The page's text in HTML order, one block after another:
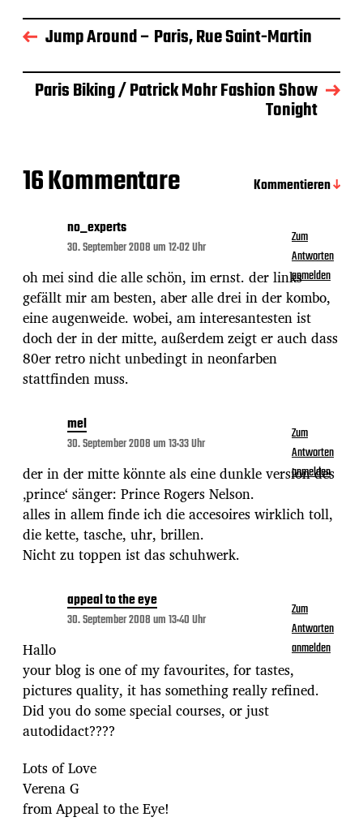
a
g
s
a
Jump Around – Paris, Rue Saint-Martin
Paris Biking / Patrick Mohr Fashion Show
Tonight
16 Kommentare
Kommentieren
no_experts
30. September 2008 um 12:02 Uhr
oh mei sind die alle schön, im ernst. der links
gefällt mir am besten, aber alle drei in der kombo,
eine augenweide. wobei, am interesantesten ist
doch der in der mitte, außerdem zeigt er auch dass
80er retro nicht unbedingt in neonfarben
stattfinden muss.
Zum
Antworten
anmelden
mel
30. September 2008 um 13:33 Uhr
der in der mitte könnte als eine dunkle version des
‚prince‘ sänger: Prince Rogers Nelson.
alles in allem finde ich die accesoires wirklich toll,
die kette, tasche, uhr, brillen.
Nicht zu toppen ist das schuhwerk.
Zum
Antworten
anmelden
appeal to the eye
30. September 2008 um 13:40 Uhr
Hallo
your blog is one of my favourites, for tastes,
pictures quality, it has something really refined.
Did you do some special courses, or just
autodidact????
Lots of Love
Verena G
from Appeal to the Eye!
Zum
Antworten
anmelden